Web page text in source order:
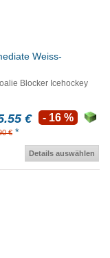
Weiss-
Blocker Icehockey
€
€ *
- 16 %
Details auswählen